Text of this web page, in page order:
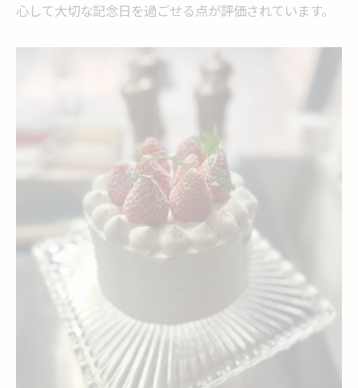
心して大切な記念日を過ごせる点が評価されています。